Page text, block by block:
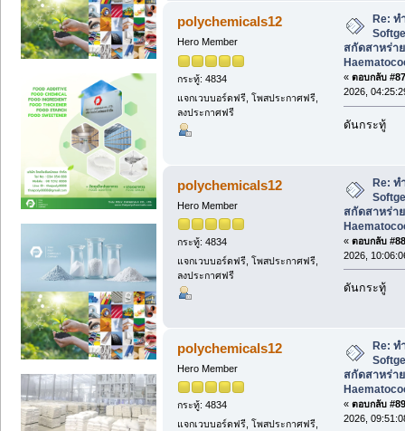
polychemicals12
Hero Member
กระทู้: 4834
แจกเวบบอร์ดฟรี, โพสประกาศฟรี,
ลงประกาศฟรี
Re: ท
สกัดสาหร่า
« ตอบกลับ
2026,
ดันกระทู้
polychemicals12
Hero Member
กระทู้: 4834
แจกเวบบอร์ดฟรี, โพสประกาศฟรี,
ลงประกาศฟรี
Re: ท
สกัดสาหร่า
« ตอบกลับ
2026,
ดันกระทู้
polychemicals12
Hero Member
กระทู้: 4834
แจกเวบบอร์ดฟรี, โพสประกาศฟรี,
Re: ท
สกัดสาหร่า
« ตอบกลับ
2026,